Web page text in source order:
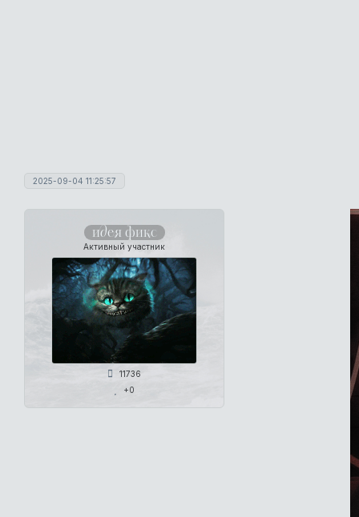
2025-09-04 11:25:57
идея фикс
Активный участник
11736
+0